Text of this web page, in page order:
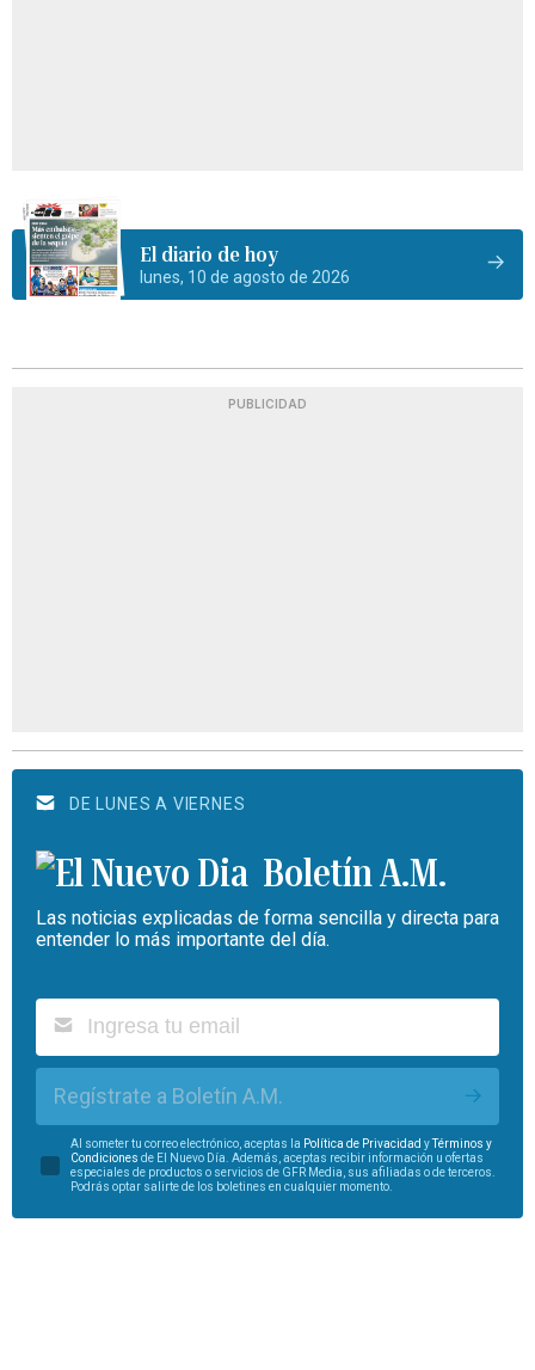
El diario de hoy
lunes, 10 de agosto de 2026
PUBLICIDAD
DE LUNES A VIERNES
Boletín A.M.
Las noticias explicadas de forma sencilla y directa para
entender lo más importante del día.
Regístrate a Boletín A.M.
Al someter tu correo electrónico, aceptas la Política de Privacidad yTérminos y
Condiciones de El Nuevo Día. Además, aceptas recibir información u ofertas
especiales de productos o servicios de GFR Media, sus afiliadas o de terceros.
Podrás optar salirte de los boletines en cualquier momento.